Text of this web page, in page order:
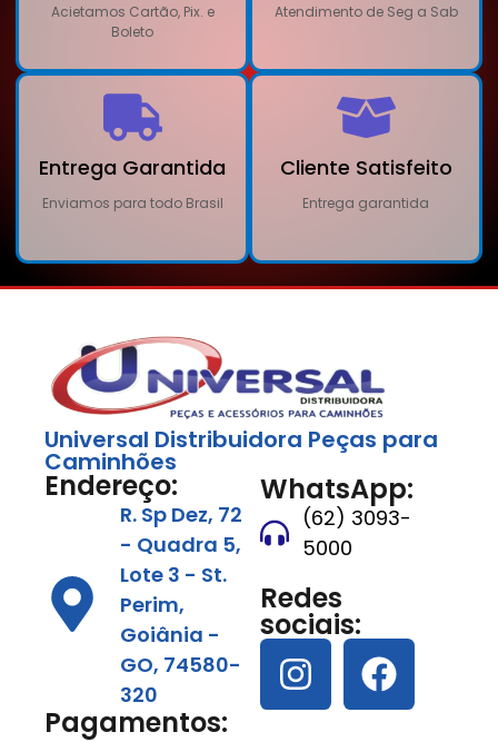
Acietamos Cartão, Pix. e
Boleto
Atendimento de Seg a Sab
Entrega Garantida
Enviamos para todo Brasil
Cliente Satisfeito
Entrega garantida
Universal Distribuidora Peças para
Caminhões
Endereço:
R. Sp Dez, 72
- Quadra 5,
Lote 3 - St.
Perim,
Goiânia -
GO, 74580-
320
Pagamentos:
WhatsApp:
(62) 3093-
5000
Redes
sociais: